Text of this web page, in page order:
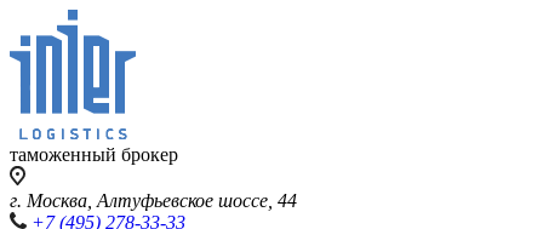
таможенный брокер
г. Москва, Алтуфьевское шоссе, 44
+7 (495) 278-33-33